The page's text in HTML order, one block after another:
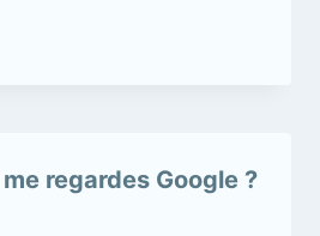
regardes Google ?